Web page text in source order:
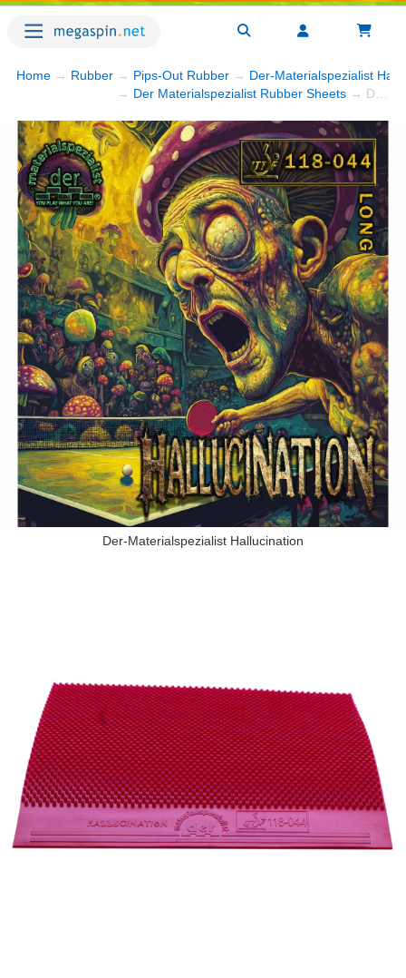
Home → Rubber → Pips-Out Rubber → Der-Materialspezialist
→ Der Materialspezialist Rubber Sheets → Der-Materialspezialist Hallucination OX
Der-Materialspezialist Hallucination